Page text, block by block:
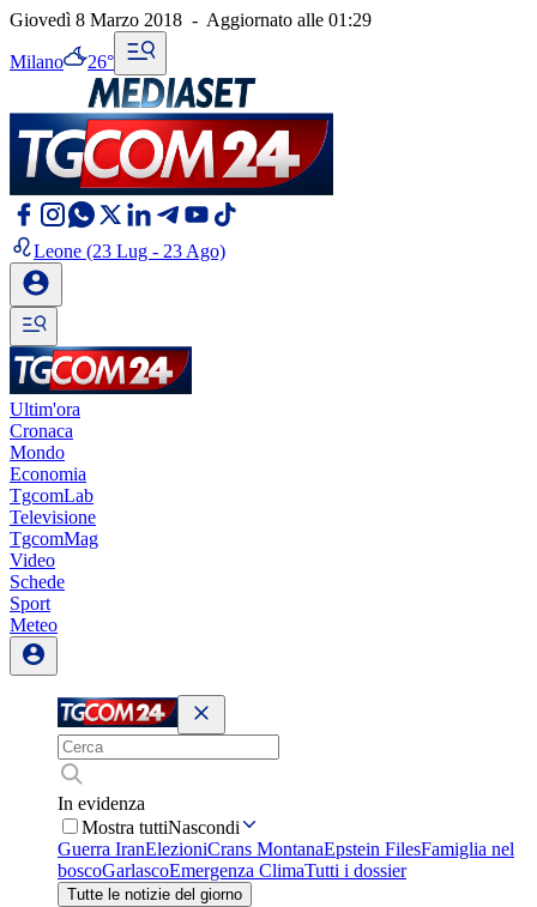
Giovedì 8 Marzo 2018 - Aggiornato alle 01:29
Milano 26°
Leone (23 Lug - 23 Ago)
Ultim'ora
Cronaca
Mondo
Economia
TgcomLab
Televisione
TgcomMag
Video
Schede
Sport
Meteo
In evidenza
Mostra tuttiNascondi
Guerra IranElezioniCrans MontanaEpstein FilesFamiglia nel
boscoGarlascoEmergenza ClimaTutti i dossier
Tutte le notizie del giorno